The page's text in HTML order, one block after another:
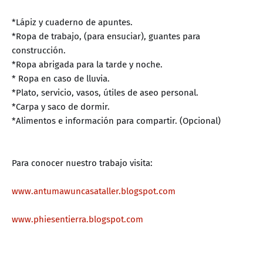
*Lápiz y cuaderno de apuntes.
*Ropa de trabajo, (para ensuciar), guantes para
construcción.
*Ropa abrigada para la tarde y noche.
* Ropa en caso de lluvia.
*Plato, servicio, vasos, útiles de aseo personal.
*Carpa y saco de dormir.
*Alimentos e información para compartir. (Opcional)
Para conocer nuestro trabajo visita:
www.antumawuncasataller.blogspot.com
www.phiesentierra.blogspot.com